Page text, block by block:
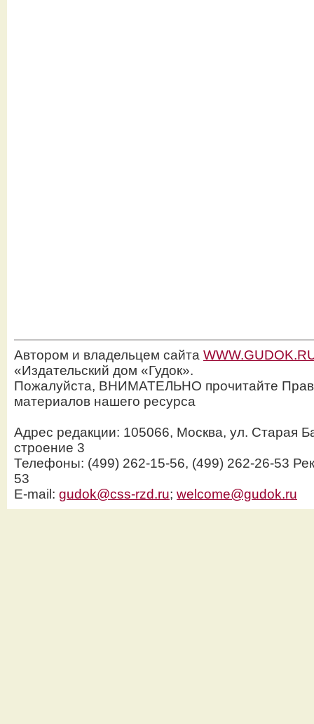
Автором и владельцем сайта
«Издательский дом «Гудок».
Пожалуйста, ВНИМАТЕЛЬНО прочитайте
материалов нашего ресурса
Адрес редакции: 105066, Москва, ул. Старая
строение 3
Телефоны: (499) 262-15-56, (499) 262-26-53
53
E-mail: gudok@css-rzd.ru; welcome@gudok.ru